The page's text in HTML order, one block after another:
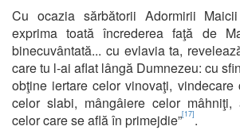
Cu ocazia sărbătorii Adormirii
exprima toată încrederea faţă de
binecuvântată... cu evlavia ta,
care tu l-ai aflat lângă Dumnezeu: cu
obţine iertare celor vinovaţi,
celor slabi, mângâiere celor
celor care se află în primejdie”[17].